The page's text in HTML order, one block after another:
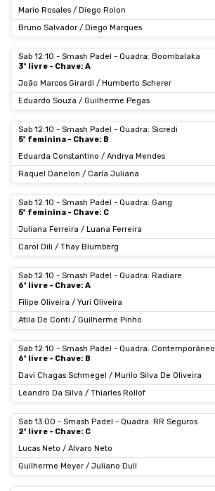
Mario Rosales / Diego Rolon
Bruno Salvador / Diego Marques
Sab 12:10 - Smash Padel - Quadra: Boombalaka
3ª livre - Chave: A
João Marcos Girardi / Humberto Scherer
Eduardo Souza / Guilherme Pegas
Sab 12:10 - Smash Padel - Quadra: Sicredi
5ª feminina - Chave: B
Eduarda Constantino / Andrya Mendes
Raquel Danelon / Carla Juliana
Sab 12:10 - Smash Padel - Quadra: Gang
5ª feminina - Chave: C
Juliana Ferreira / Luana Ferreira
Carol Dili / Thay Blumberg
Sab 12:10 - Smash Padel - Quadra: Radiare
6ª livre - Chave: A
Filipe Oliveira / Yuri Oliveira
Atila De Conti / Guilherme Pinho
Sab 12:10 - Smash Padel - Quadra: Contemporâneo
6ª livre - Chave: B
Davi Chagas Schmegel / Murilo Silva De Oliveira
Leandro Da Silva / Thiarles Rollof
Sab 13:00 - Smash Padel - Quadra: RR Seguros
2ª livre - Chave: C
Lucas Neto / Alvaro Neto
Guilherme Meyer / Juliano Dull